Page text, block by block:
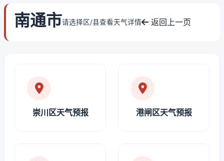
南通市请选择区/县查看天气详情 返回上一页
崇川区天气预报 港闸区天气预报